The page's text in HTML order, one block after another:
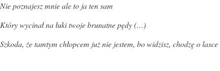
Nie poznajesz mnie ale to ja ten sam
Który wycinał na łuki twoje brunatne pędy (…)
Szkoda, że tamtym chłopcem już nie jestem, bo widzisz, chodzę o lasce